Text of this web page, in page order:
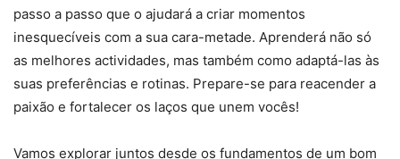
passo a passo que o ajudará a criar momentos
inesquecíveis com a sua cara-metade. Aprenderá não só
as melhores actividades, mas também como adaptá-las às
suas preferências e rotinas. Prepare-se para reacender a
paixão e fortalecer os laços que unem vocês!
Vamos explorar juntos desde os fundamentos de um bom